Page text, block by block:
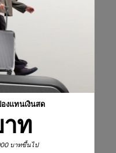
งแทนเงินสด
ท
บาทขึ้นไป
ณฑ์